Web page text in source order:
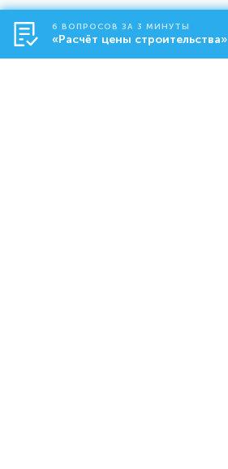
6 ВОПРОСОВ ЗА 3 МИНУТЫ
«Расчёт цены строительства»